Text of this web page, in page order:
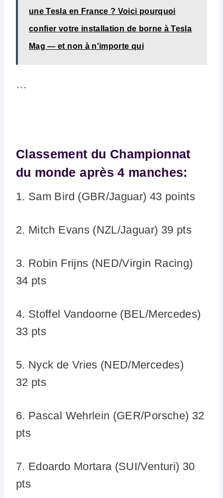
une Tesla en France ? Voici pourquoi
confier votre installation de borne à Tesla
Mag — et non à n'importe qui
…
Classement du Championnat
du monde après 4 manches:
1. Sam Bird (GBR/Jaguar) 43 points
2. Mitch Evans (NZL/Jaguar) 39 pts
3. Robin Frijns (NED/Virgin Racing)
34 pts
4. Stoffel Vandoorne (BEL/Mercedes)
33 pts
5. Nyck de Vries (NED/Mercedes)
32 pts
6. Pascal Wehrlein (GER/Porsche) 32
pts
7. Edoardo Mortara (SUI/Venturi) 30
pts